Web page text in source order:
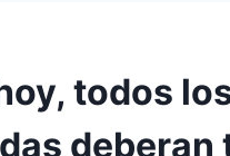
todos